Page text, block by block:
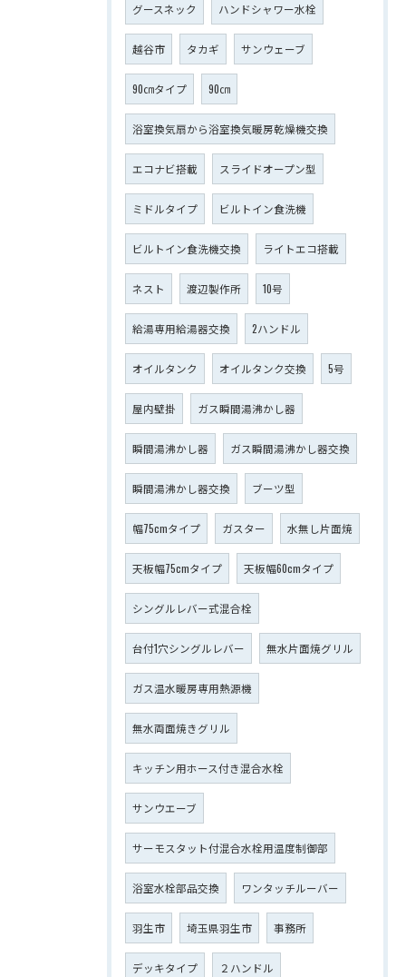
グースネック ハンドシャワー水栓
越谷市 タカギ サンウェーブ
90㎝タイプ 90㎝
浴室換気扇から浴室換気暖房乾燥機交換
エコナビ搭載 スライドオープン型
ミドルタイプ ビルトイン食洗機
ビルトイン食洗機交換 ライトエコ搭載
ネスト 渡辺製作所 10号
給湯専用給湯器交換 2ハンドル
オイルタンク オイルタンク交換 5号
屋内壁掛 ガス瞬間湯沸かし器
瞬間湯沸かし器 ガス瞬間湯沸かし器交換
瞬間湯沸かし器交換 ブーツ型
幅75cmタイプ ガスター 水無し片面焼
天板幅75cmタイプ 天板幅60cmタイプ
シングルレバー式混合栓
台付1穴シングルレバー 無水片面焼グリル
ガス温水暖房専用熱源機
無水両面焼きグリル
キッチン用ホース付き混合水栓
サンウエーブ
サーモスタット付混合水栓用温度制御部
浴室水栓部品交換 ワンタッチルーバー
羽生市 埼玉県羽生市 事務所
デッキタイプ ２ハンドル